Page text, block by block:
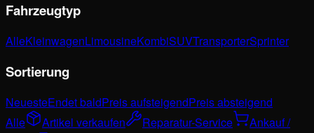
Fahrzeugtyp
AlleKleinwagenLimousineKombiSUVTransporterSprinter
Sortierung
NeuesteEndet baldPreis aufsteigendPreis absteigend
Alle
Artikel verkaufen Reparatur-Service
Ankauf /